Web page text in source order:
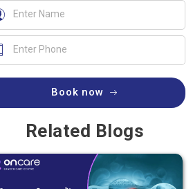
Book now
Related Blogs